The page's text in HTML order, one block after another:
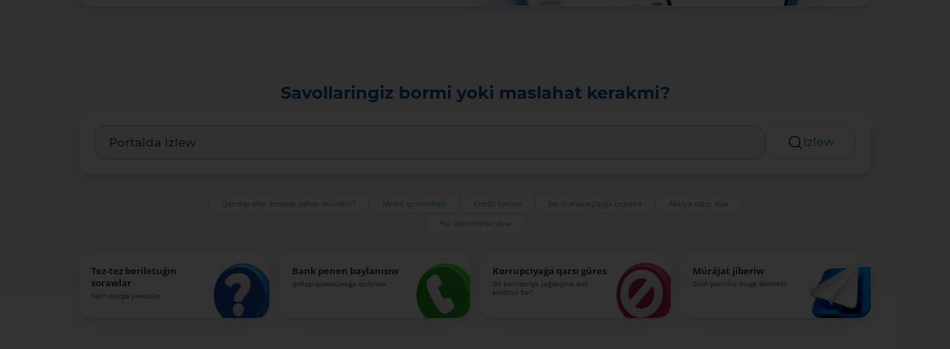
Savollaringiz bormi yoki maslahat kerakmi?
Izlew
Qanday etip amanat ashıw múmkin? Mobil qosımshası Kredit kartası Jas shańaraqlarǵa ipoteka
Akciya satıp alıw
Pul ótkermesin alıw
Tez-tez beriletuǵın
sorawlar
hám olarǵa juwaplar
Bank penen baylanısıw
qollap-quwatlawǵa qońıraw
Korrupciyaǵa qarsı gúres
Siz korrupciya jaǵdayına dus
keldiniz be?
Múrájat jiberiw
Siziń pikirińiz bizge áhmietli